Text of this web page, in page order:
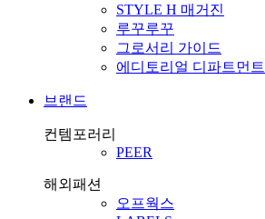
STYLE H 매거진
루꾸루꾸
그로서리 가이드
에디토리얼 디파트먼트
브랜드
컨템포러리
PEER
해외패션
오프웍스